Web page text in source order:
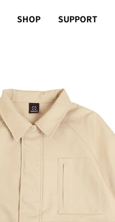
SHOP SUPPORT